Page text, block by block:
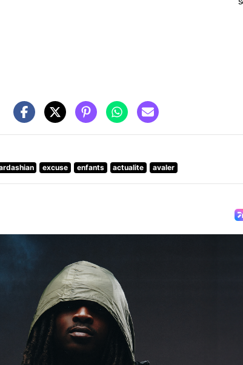
excuse enfants actualite avaler